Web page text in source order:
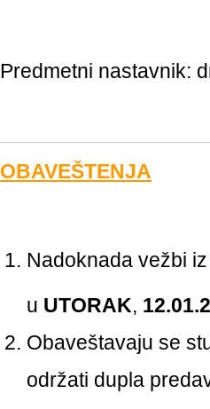
Predmetni nastavnik:
OBAVEŠTENJA
Nadoknada vežbi
u UTORAK,
Obaveštavaju se
održati dupla